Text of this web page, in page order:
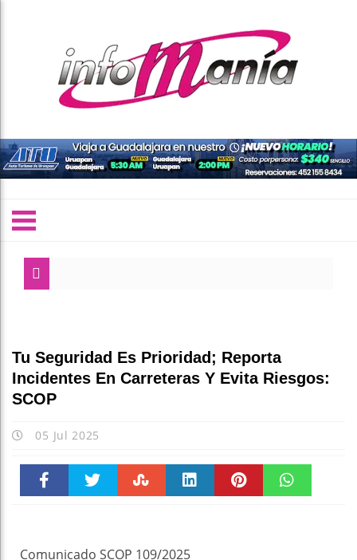
Tu Seguridad Es Prioridad; Reporta
Incidentes En Carreteras Y Evita Riesgos:
SCOP
05 Jul 2025
Comunicado SCOP 109/2025